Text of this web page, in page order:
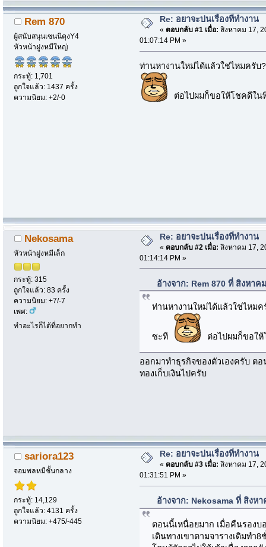
Rem 870
ผู้สนับสนุนเซนนิคุงY4
หัวหน้าฝูงหมีใหญ่
กระทู้: 1,701
ถูกใจแล้ว: 1437 ครั้ง
ความนิยม: +2/-0
Re: อยาจะบ่นเรื่องที่ทำงาน
« ตอบกลับ #1 เมื่อ: สิงหาคม 17,
01:07:14 PM »
ท่านหางานใหม่ได้แล้วใช่ไหมครั
ต่อไปผมก็ขอให้โชคดีใน
Nekosama
หัวหน้าฝูงหมีเล็ก
กระทู้: 315
ถูกใจแล้ว: 83 ครั้ง
ความนิยม: +7/-7
เพศ:
ทำอะไรก็ได้ที่อยากทำ
Re: อยาจะบ่นเรื่องที่ทำงาน
« ตอบกลับ #2 เมื่อ: สิงหาคม 17,
01:14:14 PM »
อ้างจาก: Rem 870 ที่ สิงหาค
ท่านหางานใหม่ได้แล้วใช่ไหม
ซะที ต่อไปผมก็ขอใ
ออกมาทำธุรกิจของตัวเองครับ ต
ทองเก็บเงินไปครับ
sariora123
จอมพลหมีชั้นกลาง
กระทู้: 14,129
ถูกใจแล้ว: 4131 ครั้ง
ความนิยม: +475/-445
Re: อยาจะบ่นเรื่องที่ทำงาน
« ตอบกลับ #3 เมื่อ: สิงหาคม 17,
01:31:51 PM »
อ้างจาก: Nekosama ที่ สิงห
ตอนนี้เหนื่อยมาก เมื่อคืนรองบ
เดินทางเขาตามจารางเดิมทำ